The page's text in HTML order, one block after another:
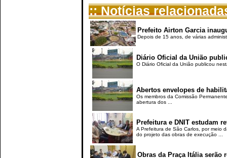
:: Notícias
Prefeito Airton Garcia
Depois de 15 anos, de várias
Diário Oficial da União
O Diário Oficial da União publicou
Abertos envelopes de
Os membros da Comissão
abertura dos ...
Prefeitura e DNIT estudam
A Prefeitura de São Carlos, por meio
do projeto das obras de execução ...
Obras da Praça Itália serão